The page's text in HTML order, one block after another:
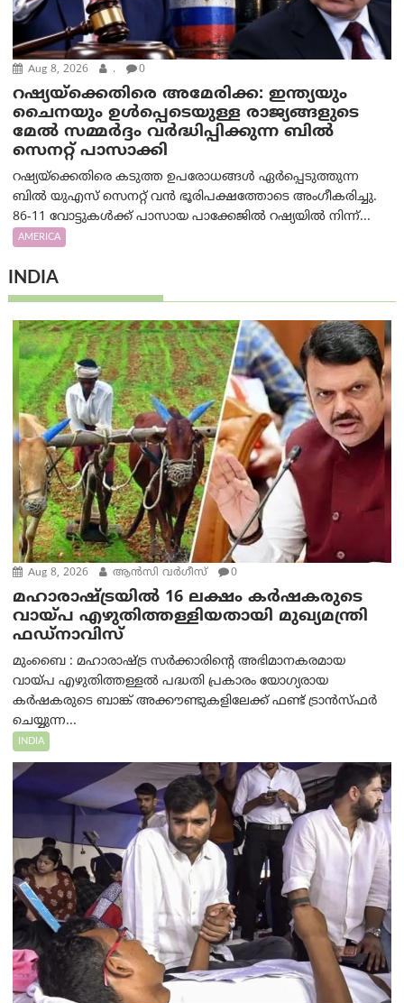
Aug 8, 2026 . 0
റഷ്യയ്‌ക്കെതിരെ അമേരിക്ക: ഇന്ത്യയും
ചൈനയും ഉൾപ്പെടെയുള്ള രാജ്യങ്ങളുടെ
മേൽ സമ്മർദ്ദം വർദ്ധിപ്പിക്കുന്ന ബിൽ
സെനറ്റ് പാസാക്കി
റഷ്യയ്‌ക്കെതിരെ കടുത്ത ഉപരോധങ്ങൾ ഏർപ്പെടുത്തുന്ന
ബിൽ യുഎസ് സെനറ്റ് വൻ ഭൂരിപക്ഷത്തോടെ അംഗീകരിച്ചു.
86-11 വോട്ടുകൾക്ക് പാസായ പാക്കേജിൽ റഷ്യയിൽ നിന്ന്...
AMERICA
INDIA
Aug 8, 2026 ആന്‍സി വര്‍ഗീസ് 0
മഹാരാഷ്ട്രയിൽ 16 ലക്ഷം കർഷകരുടെ
വായ്പ എഴുതിത്തള്ളിയതായി മുഖ്യമന്ത്രി
ഫഡ്‌നാവിസ്
മുംബൈ : മഹാരാഷ്ട്ര സർക്കാരിന്റെ അഭിമാനകരമായ
വായ്പ എഴുതിത്തള്ളൽ പദ്ധതി പ്രകാരം യോഗ്യരായ
കർഷകരുടെ ബാങ്ക് അക്കൗണ്ടുകളിലേക്ക് ഫണ്ട് ട്രാൻസ്ഫർ
ചെയ്യുന്ന...
INDIA